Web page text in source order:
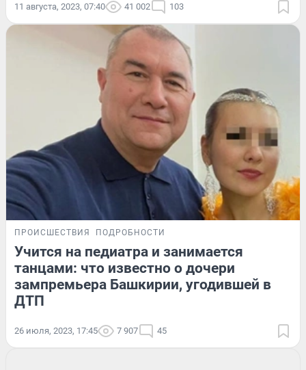
11 августа, 2023, 07:40 41 002 103
ПРОИСШЕСТВИЯ ПОДРОБНОСТИ
Учится на педиатра и занимается
танцами: что известно о дочери
зампремьера Башкирии, угодившей в
ДТП
26 июля, 2023, 17:45 7 907 45